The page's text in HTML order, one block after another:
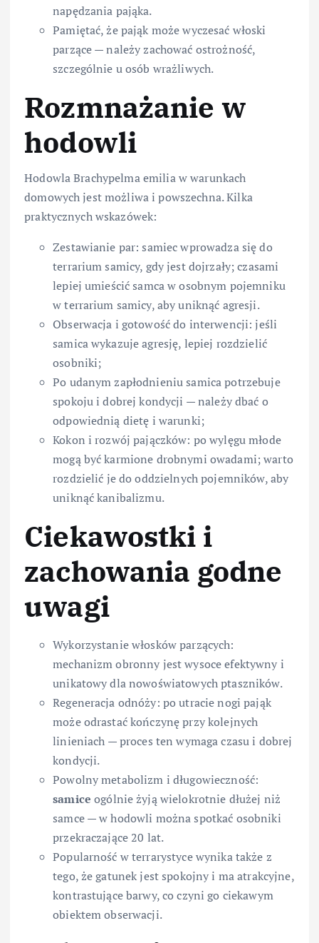
napędzania pająka.
Pamiętać, że pająk może wyczesać włoski
parzące — należy zachować ostrożność,
szczególnie u osób wrażliwych.
Rozmnażanie w
hodowli
Hodowla Brachypelma emilia w warunkach
domowych jest możliwa i powszechna. Kilka
praktycznych wskazówek:
Zestawianie par: samiec wprowadza się do
terrarium samicy, gdy jest dojrzały; czasami
lepiej umieścić samca w osobnym pojemniku
w terrarium samicy, aby uniknąć agresji.
Obserwacja i gotowość do interwencji: jeśli
samica wykazuje agresję, lepiej rozdzielić
osobniki;
Po udanym zapłodnieniu samica potrzebuje
spokoju i dobrej kondycji — należy dbać o
odpowiednią dietę i warunki;
Kokon i rozwój pajączków: po wylęgu młode
mogą być karmione drobnymi owadami; warto
rozdzielić je do oddzielnych pojemników, aby
uniknąć kanibalizmu.
Ciekawostki i
zachowania godne
uwagi
Wykorzystanie włosków parzących:
mechanizm obronny jest wysoce efektywny i
unikatowy dla nowoświatowych ptaszników.
Regeneracja odnóży: po utracie nogi pająk
może odrastać kończynę przy kolejnych
linieniach — proces ten wymaga czasu i dobrej
kondycji.
Powolny metabolizm i długowieczność:
samice ogólnie żyją wielokrotnie dłużej niż
samce — w hodowli można spotkać osobniki
przekraczające 20 lat.
Popularność w terrarystyce wynika także z
tego, że gatunek jest spokojny i ma atrakcyjne,
kontrastujące barwy, co czyni go ciekawym
obiektem obserwacji.